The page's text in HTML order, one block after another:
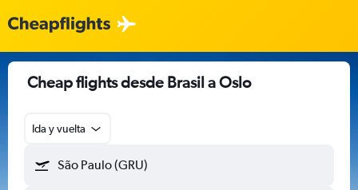
Cheap flights desde Brasil a Oslo
Ida y vuelta
São Paulo (GRU)